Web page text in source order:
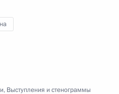
, Выступления и стенограммы